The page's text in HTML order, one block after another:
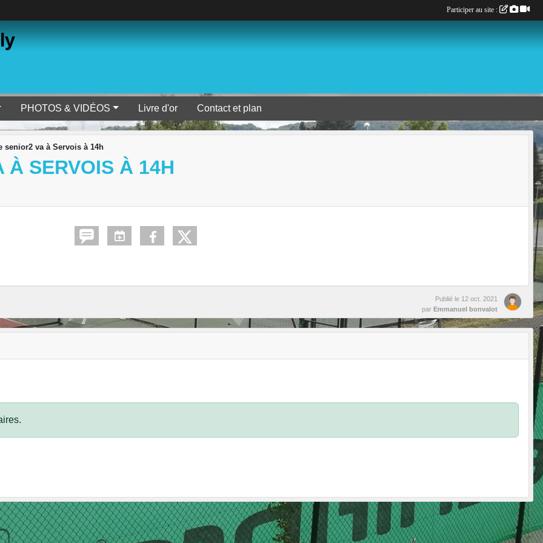
PHOTOS & VIDÉOS Livre d'or Contact et plan
senior2 va à Servois à 14h
À SERVOIS À 14H
Publié le 12 oct. 2021
par Emmanuel bonvalot
Participer au site :